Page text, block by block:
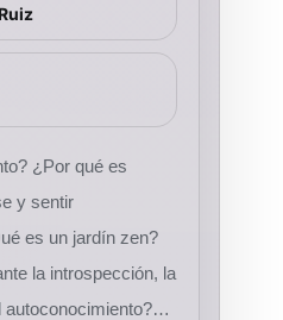
¿Por qué es
y sentir
es un jardín zen?
la introspección, la